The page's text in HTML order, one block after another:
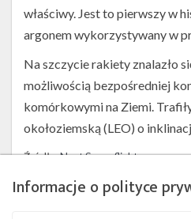
właściwy. Jest to pierwszy w
argonem wykorzystywany w
Na szczycie rakiety znalazło
możliwością bezpośredniej
komórkowymi na Ziemi.
okołoziemską (LEO) o
Źródła:Next Spaceflight
Szukaj po tematach
Informacje o polityce